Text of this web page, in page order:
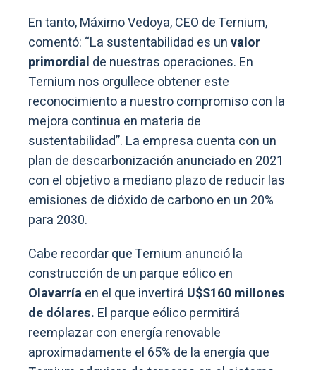
En tanto, Máximo Vedoya, CEO de Ternium,
comentó: “La sustentabilidad es unvalor
primordial de nuestras operaciones. En
Ternium nos orgullece obtener este
reconocimiento a nuestro compromiso con la
mejora continua en materia de
sustentabilidad”. La empresa cuenta con un
plan de descarbonización anunciado en 2021
con el objetivo a mediano plazo de reducir las
emisiones de dióxido de carbono en un 20%
para 2030.
Cabe recordar que Ternium anunció la
construcción de un parque eólico en
Olavarríaen el que invertirá U$S160 millones
de dólares. El parque eólico permitirá
reemplazar con energía renovable
aproximadamente el 65% de la energía que